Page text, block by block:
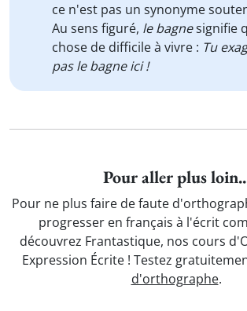
ce n'est pas un synonyme
Au sens figuré, le bagnesignifie
chose de difficile à vivre : Tu
pas le bagne ici !
Pour aller plus
Pour ne plus faire de faute
progresser en français à l'écrit
découvrez Frantastique, nos cours
Expression Écrite ! Testez
d'orthographe.